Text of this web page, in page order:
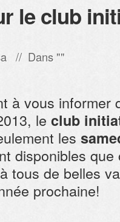
le club
// Dans ""
à vous informer
le club
les
disponibles que
tous de belles
prochaine!